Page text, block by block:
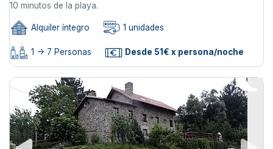
10 minutos de la playa.
Alquiler íntegro 1 unidades
1 -> 7 Personas Desde 51€ x persona/noche